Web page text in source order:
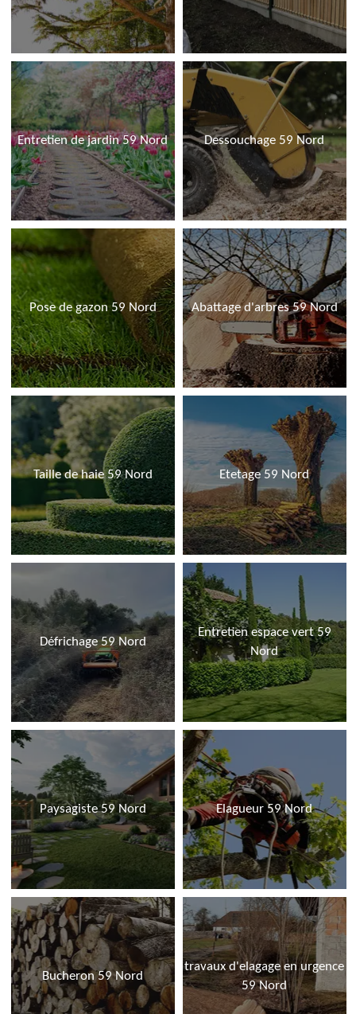
Entretien de jardin 59 Nord Dessouchage 59 Nord
Pose de gazon 59 Nord Abattage d'arbres 59 Nord
Taille de haie 59 Nord Etetage 59 Nord
Défrichage 59 Nord
Entretien espace vert 59
Nord
Paysagiste 59 Nord Elagueur 59 Nord
Bucheron 59 Nord
travaux d'elagage en urgence
59 Nord